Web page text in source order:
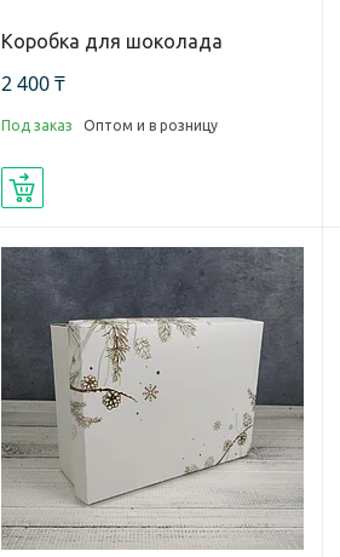
Коробка для шоколада
2 400 ₸
Под заказ Оптом и в розницу